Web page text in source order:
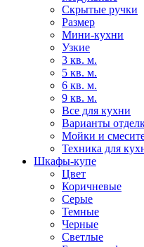
Скрытые ручки
Размер
Мини-кухни
Узкие
3 кв. м.
5 кв. м.
6 кв. м.
9 кв. м.
Все для кухни
Варианты
Мойки и
Техника для
Шкафы-купе
Цвет
Коричневые
Серые
Темные
Черные
Светлые